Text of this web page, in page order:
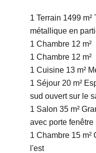
1 Terrain 1499 m²
métallique en
1 Chambre 12 m²
1 Chambre 12 m²
1 Cuisine 13 m²
1 Séjour 20 m²
sud ouvert sur le
1 Salon 35 m²
avec porte fenêtre
1 Chambre 15 m²
l'est